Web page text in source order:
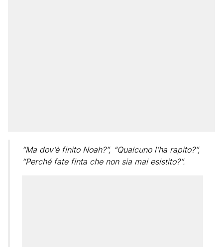
“Ma dov’è finito Noah?”, “Qualcuno l’ha rapito?”,
“Perché fate finta che non sia mai esistito?”.